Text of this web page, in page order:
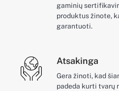
gaminių
produktus žinote,
garantuoti.
Atsakinga
Gera žinoti, kad
padeda kurti tvarų